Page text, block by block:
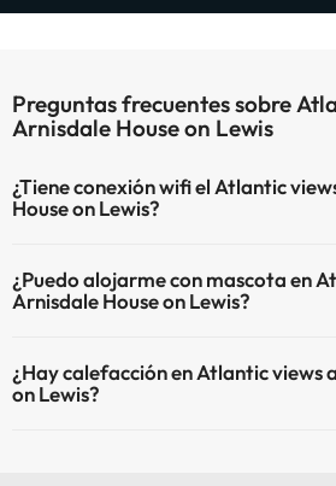
Preguntas frecuentes sobre
Arnisdale House on Lewis
¿Tiene conexión wifi el Atlantic
House on Lewis?
¿Puedo alojarme con mascota en
Arnisdale House on Lewis?
mascotas.
¿Hay calefacción en Atlantic views
on Lewis?